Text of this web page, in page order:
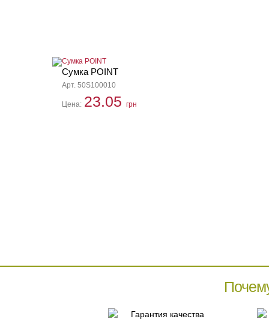
Сумка POINT
Арт. 50S100010
Цена: 23.05 грн
Гарантия качества